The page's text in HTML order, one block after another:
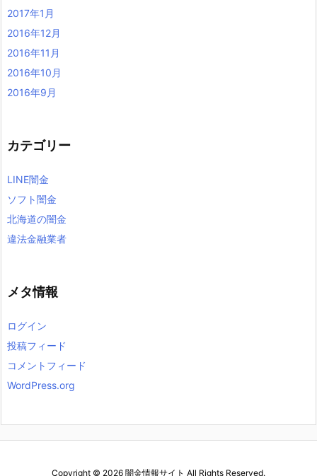
2017年1月
2016年12月
2016年11月
2016年10月
2016年9月
カテゴリー
LINE闇金
ソフト闇金
北海道の闇金
違法金融業者
メタ情報
ログイン
投稿フィード
コメントフィード
WordPress.org
Copyright © 2026 闇金情報サイト All Rights Reserved.